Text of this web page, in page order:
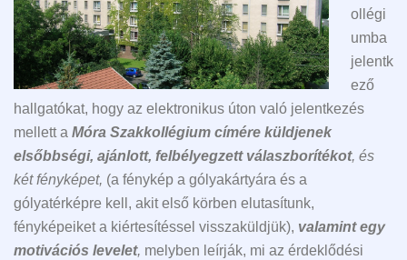
ollégi
umba
jelentk
ező
hallgatókat, hogy az elektronikus úton való jelentkezés
mellett a Móra Szakkollégium címére küldjenek
elsőbbségi, ajánlott, felbélyegzett válaszborítékot, és
két fényképet, (a fénykép a gólyakártyára és a
gólyatérképre kell, akit első körben elutasítunk,
fényképeiket a kiértesítéssel visszaküldjük), valamint egy
motivációs levelet, melyben leírják, mi az érdeklődési